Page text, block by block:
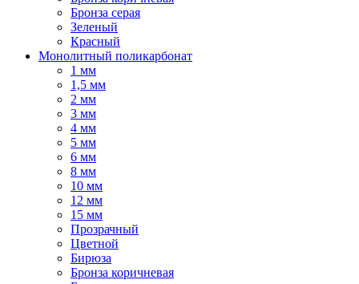
Бронза серая
Зеленый
Красный
Монолитный поликарбонат
1 мм
1,5 мм
2 мм
3 мм
4 мм
5 мм
6 мм
8 мм
10 мм
12 мм
15 мм
Прозрачный
Цветной
Бирюза
Бронза коричневая